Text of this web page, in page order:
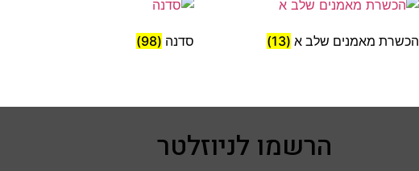
הכשרת מאמנים שלב א (13) סדנה (98)
הרשמו לניוזלטר